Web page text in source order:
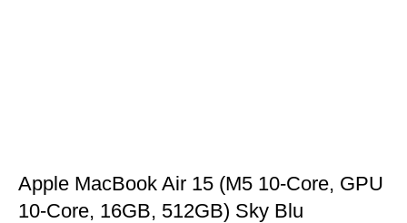
Apple MacBook Air 15 (M5 10-Core, GPU
10-Core, 16GB, 512GB) Sky Blu